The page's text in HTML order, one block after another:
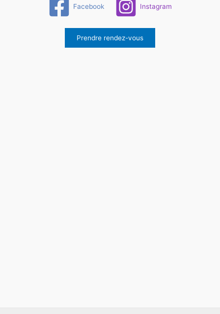
Facebook Instagram
Prendre rendez-vous